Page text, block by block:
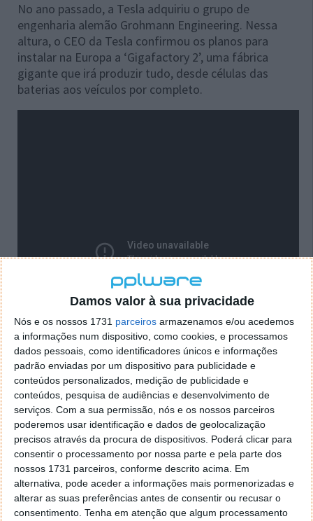
Damos valor à sua privacidade
Nós e os nossos 1731 parceiros armazenamos e/ou acedemos
a informações num dispositivo, como cookies, e processamos
dados pessoais, como identificadores únicos e informações
padrão enviadas por um dispositivo para publicidade e
conteúdos personalizados, medição de publicidade e
conteúdos, pesquisa de audiências e desenvolvimento de
serviços. Com a sua permissão, nós e os nossos parceiros
poderemos usar identificação e dados de geolocalização
precisos através da procura de dispositivos. Poderá clicar para
consentir o processamento por nossa parte e pela parte dos
nossos 1731 parceiros, conforme descrito acima. Em
alternativa, pode aceder a informações mais pormenorizadas e
alterar as suas preferências antes de consentir ou recusar o
consentimento. Tenha em atenção que algum processamento
No ano passado, a Tesla adquiriu o grupo de
engenharia alemão Grohmann Engineering. Nessa
altura, o CEO da Tesla confirmou os planos para
instalar na Europa a ‘Gigafactory 2’, uma fábrica
gigante que irá produzir tudo, desde células das
baterias aos veículos por completo.
Contudo, a França não está sozinha nesta corrida. A
Finlândia, Espanha ePortugal, entre outros, estão
empenhados em levar este gigante pólo empresarial
para os seus países. Portugal, além de ter também
atribuído incentivos aos primeiros milcompradores
de veículos eléctricos,comprometeu a alargar a rede
de carregadores eléctricos, fazendo com isso um